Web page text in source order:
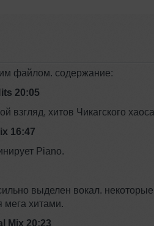
файлом. содержание:
20:05
взгляд, хитов Чикагского
16:47
Piano.
выделен вокал. некоторые
мега хитами.
Mix 20:23